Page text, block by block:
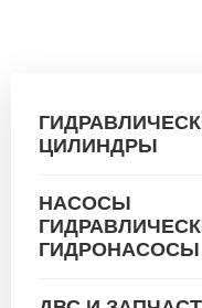
ЦИЛИНДРЫ
НАСОСЫ
ГИДРОНАСОСЫ